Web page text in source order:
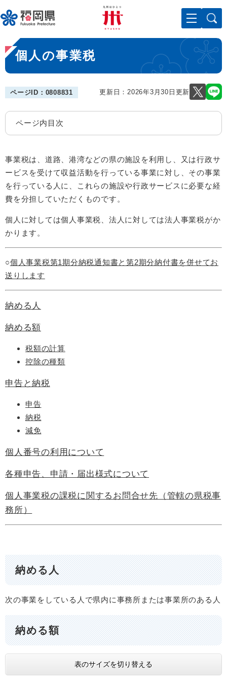
ー
ジ
先
頭
で
メニューを飛ばして本文へ
本
文
個人の事業税
ページID：0808831 更新日：2026年3月30日更新
ページ内目次
事業税は、道路、港湾などの県の施設を利用し、又は行政サ
ービスを受けて収益活動を行っている事業に対し、その事業
を行っている人に、これらの施設や行政サービスに必要な経
費を分担していただくものです。
個人に対しては個人事業税、法人に対しては法人事業税がか
かります。
○個人事業税第1期分納税通知書と第2期分納付書を併せてお
送りします
納める人
納める額
税額の計算
控除の種類
申告と納税
申告
納税
減免
個人番号の利用について
各種申告、申請・届出様式について
個人事業税の課税に関するお問合せ先（管轄の県税事
務所）
納める人
次の事業をしている人で県内に事務所または事業所のある人
納める額
表のサイズを切り替える